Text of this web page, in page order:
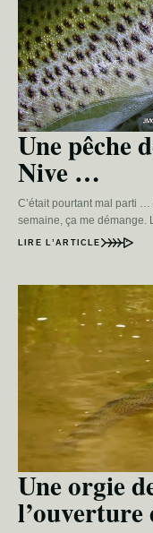
Une pêche
Nive …
C’était pourtant mal parti
semaine, ça me démange.
LIRE L’ARTICLE
Une orgie
l’ouverture